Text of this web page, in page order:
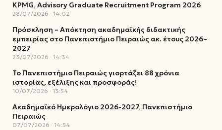
KPMG, Advisory Graduate Recruitment Program 2026
28/07/2026 14:02
Πρόσκληση – Απόκτηση ακαδημαϊκής διδακτικής
εμπειρίας στο Πανεπιστήμιο Πειραιώς ακ. έτους 2026–
2027
23/07/2026 14:34
Το Πανεπιστήμιο Πειραιώς γιορτάζει 88 χρόνια
ιστορίας, εξέλιξης και προσφοράς!
10/07/2026 13:54
Ακαδημαϊκό Ημερολόγιο 2026-2027, Πανεπιστήμιο
Πειραιώς
07/07/2026 14:54